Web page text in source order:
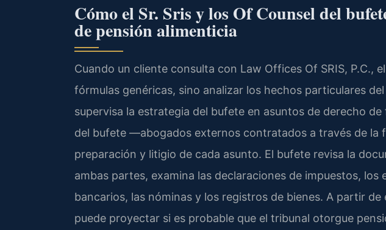
Cómo el Sr. Sris y los Of Counsel del
de pensión alimenticia
Cuando un cliente consulta con Law Offices Of SRIS, P.C.,
fórmulas genéricas, sino analizar los hechos particulares del
supervisa la estrategia del bufete en asuntos de derecho de
del bufete —abogados externos contratados a través de la
preparación y litigio de cada asunto. El bufete revisa la
ambas partes, examina las declaraciones de impuestos, los
bancarios, las nóminas y los registros de bienes. A partir de
puede proyectar si es probable que el tribunal otorgue